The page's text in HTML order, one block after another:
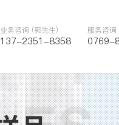
业务咨询 (郭先生)
137-2351-8358
服务咨询
0769-